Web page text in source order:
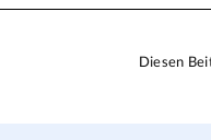
Diesen